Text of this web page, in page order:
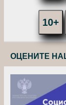
10+
ОЦЕНИТЕ